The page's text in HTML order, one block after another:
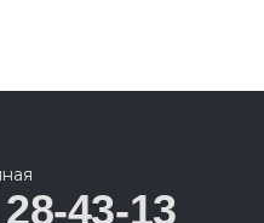
43-13